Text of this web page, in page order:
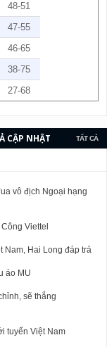
48-51
47-55
46-65
38-75
27-68
TẤT CẢ
CẬP NHẬT
vô địch Ngoại hạng
Viettel
Nam, Hai Long đáp trả
áo MU
sẽ thắng
tuyển Việt Nam